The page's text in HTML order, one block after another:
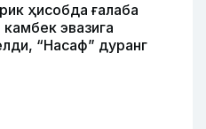
ҳисобда ғалаба
эвазига
“Насаф” дуранг